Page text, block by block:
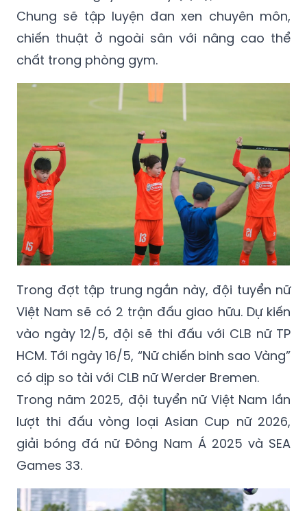
Chung sẽ tập luyện đan xen chuyên môn,
chiến thuật ở ngoài sân với nâng cao thể
chất trong phòng gym.
Trong đợt tập trung ngắn này, đội tuyển nữ
Việt Nam sẽ có 2 trận đấu giao hữu. Dự kiến
vào ngày 12/5, đội sẽ thi đấu với CLB nữ TP
HCM. Tới ngày 16/5, “Nữ chiến binh sao Vàng”
có dịp so tài với CLB nữ Werder Bremen.
Trong năm 2025, đội tuyển nữ Việt Nam lần
lượt thi đấu vòng loại Asian Cup nữ 2026,
giải bóng đá nữ Đông Nam Á 2025 và SEA
Games 33.